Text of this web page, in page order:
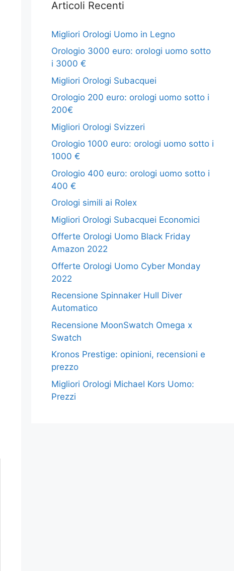
Articoli Recenti
Migliori Orologi Uomo in Legno
Orologio 3000 euro: orologi uomo sotto
i 3000 €
Migliori Orologi Subacquei
Orologio 200 euro: orologi uomo sotto i
200€
Migliori Orologi Svizzeri
Orologio 1000 euro: orologi uomo sotto i
1000 €
Orologio 400 euro: orologi uomo sotto i
400 €
Orologi simili ai Rolex
Migliori Orologi Subacquei Economici
Offerte Orologi Uomo Black Friday
Amazon 2022
Offerte Orologi Uomo Cyber Monday
2022
Recensione Spinnaker Hull Diver
Automatico
Recensione MoonSwatch Omega x
Swatch
Kronos Prestige: opinioni, recensioni e
prezzo
Migliori Orologi Michael Kors Uomo:
Prezzi